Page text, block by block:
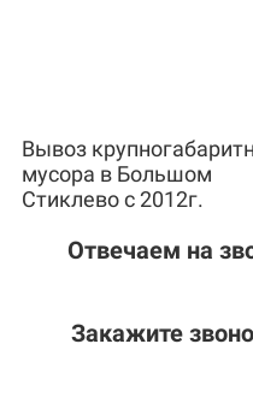
Вывоз
мусора в Большом
Стиклево с 2012г.
Отвечаем на
Закажите